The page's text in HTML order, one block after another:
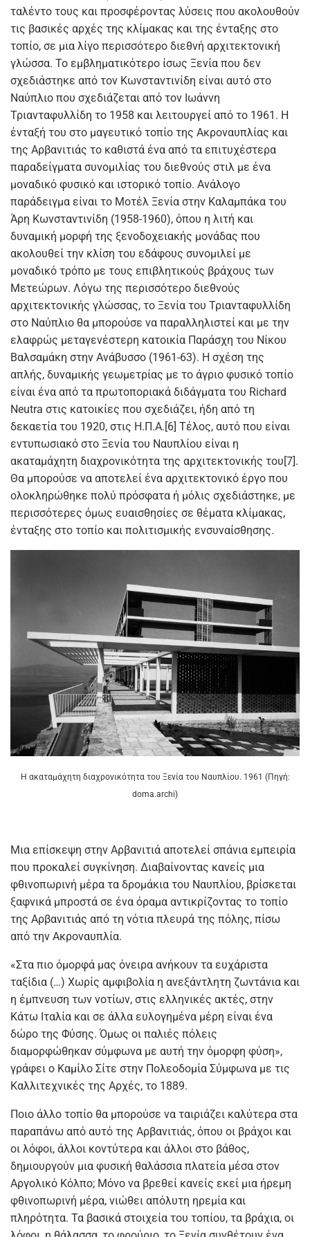
ταλέντο τους και προσφέροντας λύσεις που ακολουθούν
τις βασικές αρχές της κλίμακας και της ένταξης στο
τοπίο, σε μια λίγο περισσότερο διεθνή αρχιτεκτονική
γλώσσα. Το εμβληματικότερο ίσως Ξενία που δεν
σχεδιάστηκε από τον Κωνσταντινίδη είναι αυτό στο
Ναύπλιο που σχεδιάζεται από τον Ιωάννη
Τριανταφυλλίδη το 1958 και λειτουργεί από το 1961. Η
ένταξή του στο μαγευτικό τοπίο της Ακροναυπλίας και
της Αρβανιτιάς το καθιστά ένα από τα επιτυχέστερα
παραδείγματα συνομιλίας του διεθνούς στιλ με ένα
μοναδικό φυσικό και ιστορικό τοπίο. Ανάλογο
παράδειγμα είναι το Μοτέλ Ξενία στην Καλαμπάκα του
Άρη Κωνσταντινίδη (1958-1960), όπου η λιτή και
δυναμική μορφή της ξενοδοχειακής μονάδας που
ακολουθεί την κλίση του εδάφους συνομιλεί με
μοναδικό τρόπο με τους επιβλητικούς βράχους των
Μετεώρων. Λόγω της περισσότερο διεθνούς
αρχιτεκτονικής γλώσσας, το Ξενία του Τριανταφυλλίδη
στο Ναύπλιο θα μπορούσε να παραλληλιστεί και με την
ελαφρώς μεταγενέστερη κατοικία Παράσχη του Νίκου
Βαλσαμάκη στην Ανάβυσσο (1961-63). Η σχέση της
απλής, δυναμικής γεωμετρίας με το άγριο φυσικό τοπίο
είναι ένα από τα πρωτοποριακά διδάγματα του Richard
Neutra στις κατοικίες που σχεδιάζει, ήδη από τη
δεκαετία του 1920, στις Η.Π.Α.[6] Τέλος, αυτό που είναι
εντυπωσιακό στο Ξενία του Ναυπλίου είναι η
ακαταμάχητη διαχρονικότητα της αρχιτεκτονικής του[7].
Θα μπορούσε να αποτελεί ένα αρχιτεκτονικό έργο που
ολοκληρώθηκε πολύ πρόσφατα ή μόλις σχεδιάστηκε, με
περισσότερες όμως ευαισθησίες σε θέματα κλίμακας,
ένταξης στο τοπίο και πολιτισμικής ενσυναίσθησης.
Η ακαταμάχητη διαχρονικότητα του Ξενία του Ναυπλίου. 1961 (Πηγή:
doma.archi)
Μια επίσκεψη στην Αρβανιτιά αποτελεί σπάνια εμπειρία
που προκαλεί συγκίνηση. Διαβαίνοντας κανείς μια
φθινοπωρινή μέρα τα δρομάκια του Ναυπλίου, βρίσκεται
ξαφνικά μπροστά σε ένα όραμα αντικρίζοντας το τοπίο
της Αρβανιτιάς από τη νότια πλευρά της πόλης, πίσω
από την Ακροναυπλία.
«Στα πιο όμορφά μας όνειρα ανήκουν τα ευχάριστα
ταξίδια (…) Χωρίς αμφιβολία η ανεξάντλητη ζωντάνια και
η έμπνευση των νοτίων, στις ελληνικές ακτές, στην
Κάτω Ιταλία και σε άλλα ευλογημένα μέρη είναι ένα
δώρο της Φύσης. Όμως οι παλιές πόλεις
διαμορφώθηκαν σύμφωνα με αυτή την όμορφη φύση»,
γράφει ο Καμίλο Σίτε στην Πολεοδομία Σύμφωνα με τις
Καλλιτεχνικές της Αρχές, το 1889.
Ποιο άλλο τοπίο θα μπορούσε να ταιριάζει καλύτερα στα
παραπάνω από αυτό της Αρβανιτιάς, όπου οι βράχοι και
οι λόφοι, άλλοι κοντύτερα και άλλοι στο βάθος,
δημιουργούν μια φυσική θαλάσσια πλατεία μέσα στον
Αργολικό Κόλπο; Μόνο να βρεθεί κανείς εκεί μια ήρεμη
φθινοπωρινή μέρα, νιώθει απόλυτη ηρεμία και
πληρότητα. Τα βασικά στοιχεία του τοπίου, τα βράχια, οι